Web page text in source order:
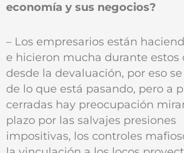
economía y sus negocios?
– Los empresarios están
e hicieron mucha durante estos
desde la devaluación, por eso
de lo que está pasando, pero a
cerradas hay preocupación
plazo por las salvajes presiones
impositivas, los controles